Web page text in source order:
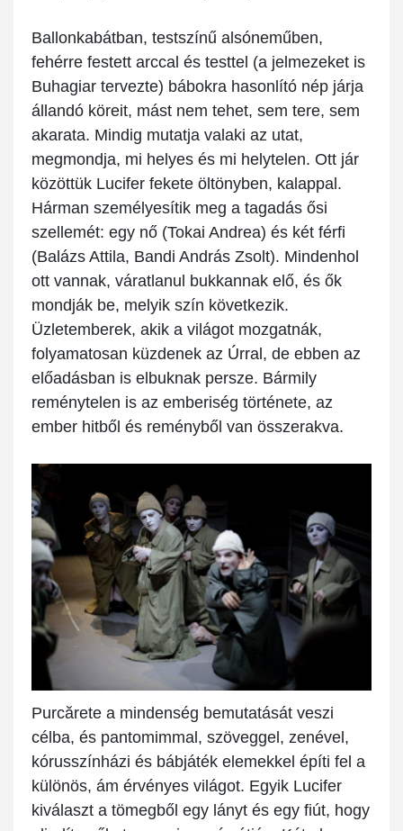
Ballonkabátban, testszínű alsóneműben,
fehérre festett arccal és testtel (a jelmezeket is
Buhagiar tervezte) bábokra hasonlító nép járja
állandó köreit, mást nem tehet, sem tere, sem
akarata. Mindig mutatja valaki az utat,
megmondja, mi helyes és mi helytelen. Ott jár
közöttük Lucifer fekete öltönyben, kalappal.
Hárman személyesítik meg a tagadás ősi
szellemét: egy nő (Tokai Andrea) és két férfi
(Balázs Attila, Bandi András Zsolt). Mindenhol
ott vannak, váratlanul bukkannak elő, és ők
mondják be, melyik szín következik.
Üzletemberek, akik a világot mozgatnák,
folyamatosan küzdenek az Úrral, de ebben az
előadásban is elbuknak persze. Bármily
reménytelen is az emberiség története, az
ember hitből és reményből van összerakva.
Purcărete a mindenség bemutatását veszi
célba, és pantomimmal, szöveggel, zenével,
kórusszínházi és bábjáték elemekkel építi fel a
különös, ám érvényes világot. Egyik Lucifer
kiválaszt a tömegből egy lányt és egy fiút, hogy